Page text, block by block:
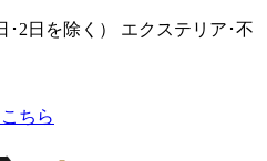
･2日を除く） エクステリア･不
ちら